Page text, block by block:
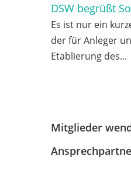
DSW begrüßt
Es ist nur ein
der für Anleger
Etablierung des...
Mitglieder